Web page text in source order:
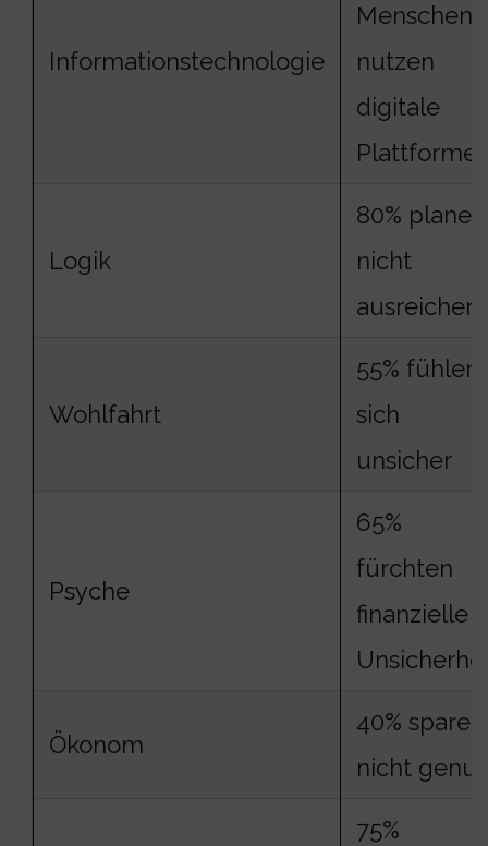
Informationstechnologie
Menschen
nutzen
digitale
Logik
80% planen
nicht
Wohlfahrt
55% fühlen
sich
unsicher
Psyche
65%
fürchten
finanzielle
Ökonom
40% sparen
nicht
75%